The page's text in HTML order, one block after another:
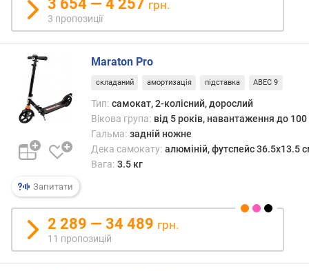
3 654 — 4 257 грн.
3 пропозиції
Запитати
Maraton Pro
складаний амортизація підставка ABEC 9
Тип: самокат, 2-колісний, дорослий
Вікова група: від 5 років, навантаження до 100
Гальма: задній ножне
Дека самокату: алюміній, футспейс 36.5х13.5
Вага: 3.5 кг
2 289 — 34 489 грн.
11 пропозицій